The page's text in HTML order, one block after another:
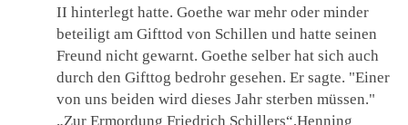
II hinterlegt hatte. Goethe war mehr oder minder
beteiligt am Gifttod von Schillen und hatte seinen
Freund nicht gewarnt. Goethe selber hat sich auch
durch den Gifttog bedrohr gesehen. Er sagte. "Einer
von uns beiden wird dieses Jahr sterben müssen."
„Zur Ermordung Friedrich Schillers“,Henning